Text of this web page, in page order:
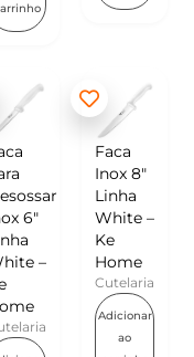
6″
–
Faca
Inox 8″
Linha
White –
Ke
Home
Cutelaria
Adicionar
ao